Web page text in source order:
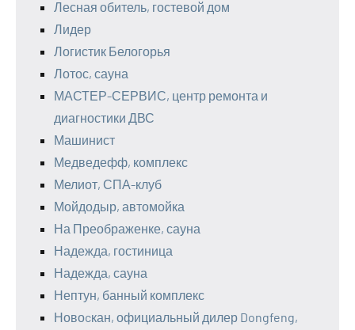
Лесная обитель, гостевой дом
Лидер
Логистик Белогорья
Лотос, сауна
МАСТЕР-СЕРВИС, центр ремонта и
диагностики ДВС
Машинист
Медведефф, комплекс
Мелиот, СПА-клуб
Мойдодыр, автомойка
На Преображенке, сауна
Надежда, гостиница
Надежда, сауна
Нептун, банный комплекс
Новоcкан, официальный дилер Dongfeng,